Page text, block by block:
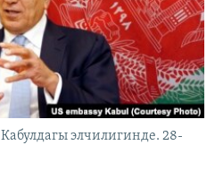
элчилигинде. 28-